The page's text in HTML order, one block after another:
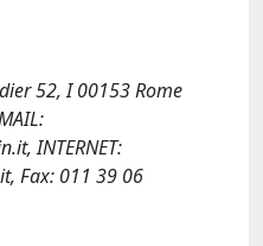
52, I 00153 Rome
, INTERNET:
Fax: 011 39 06